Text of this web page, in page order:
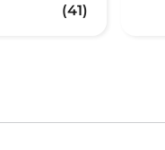
(41)